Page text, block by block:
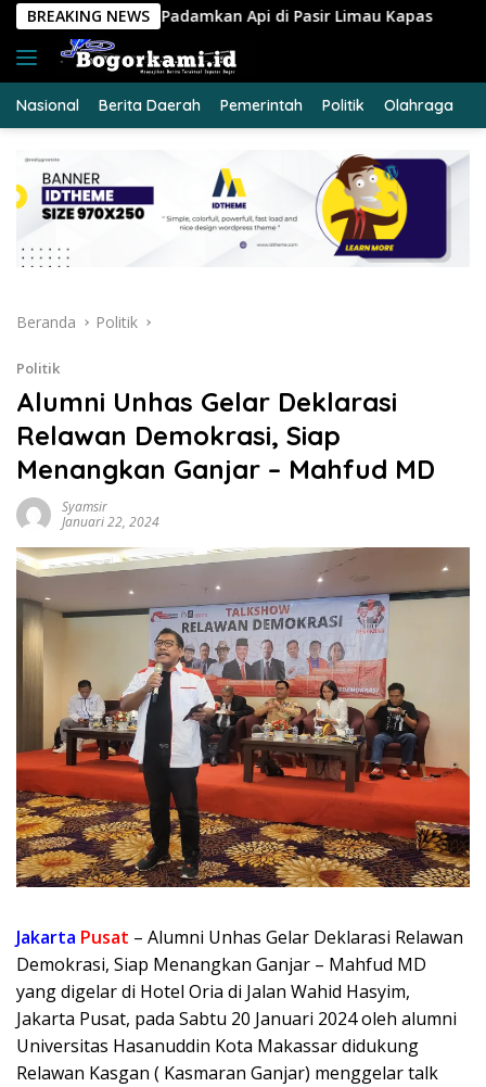
Langsung
konten
BREAKING NEWS
Api di Pasir Limau Kapas Ungkap Peredaran Sabu
Nasional Berita Daerah Pemerintah Politik Olahraga
Beranda Politik
Politik
Alumni Unhas Gelar Deklarasi
Relawan Demokrasi, Siap
Menangkan Ganjar – Mahfud MD
Syamsir
Januari 22, 2024
Jakarta Pusat – Alumni Unhas Gelar Deklarasi Relawan
Demokrasi, Siap Menangkan Ganjar – Mahfud MD
yang digelar di Hotel Oria di Jalan Wahid Hasyim,
Jakarta Pusat, pada Sabtu 20 Januari 2024 oleh alumni
Universitas Hasanuddin Kota Makassar didukung
Relawan Kasgan ( Kasmaran Ganjar) menggelar talk